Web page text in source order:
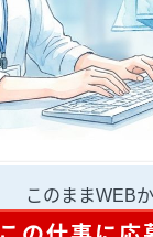
このままWEBか